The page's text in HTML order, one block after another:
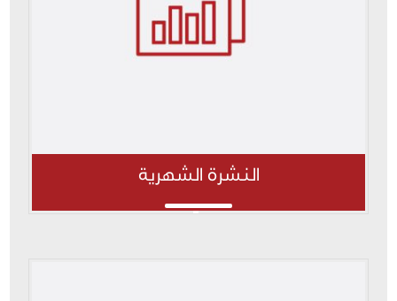
النشرة الشهرية